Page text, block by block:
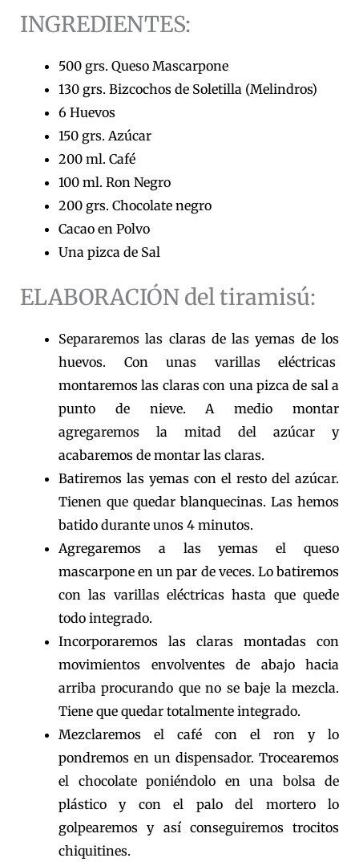
INGREDIENTES:
500 grs. Queso Mascarpone
130 grs. Bizcochos de Soletilla (Melindros)
6 Huevos
150 grs. Azúcar
200 ml. Café
100 ml. Ron Negro
200 grs. Chocolate negro
Cacao en Polvo
Una pizca de Sal
ELABORACIÓN del tiramisú:
Separaremos las claras de las yemas de los
huevos. Con unas varillas eléctricas
montaremos las claras con una pizca de sal a
punto de nieve. A medio montar
agregaremos la mitad del azúcar y
acabaremos de montar las claras.
Batiremos las yemas con el resto del azúcar.
Tienen que quedar blanquecinas. Las hemos
batido durante unos 4 minutos.
Agregaremos a las yemas el queso
mascarpone en un par de veces. Lo batiremos
con las varillas eléctricas hasta que quede
todo integrado.
Incorporaremos las claras montadas con
movimientos envolventes de abajo hacia
arriba procurando que no se baje la mezcla.
Tiene que quedar totalmente integrado.
Mezclaremos el café con el ron y lo
pondremos en un dispensador. Trocearemos
el chocolate poniéndolo en una bolsa de
plástico y con el palo del mortero lo
golpearemos y así conseguiremos trocitos
chiquitines.